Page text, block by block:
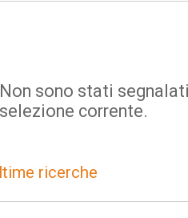
Non sono stati
selezione corrente.
ricerche